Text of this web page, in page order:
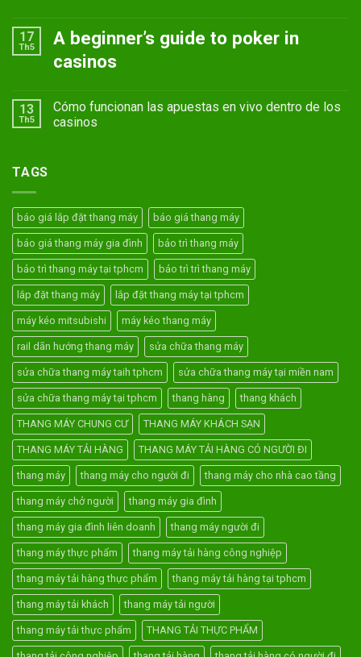
17
Th5
A beginner’s guide to poker in
casinos
13
Th5
Cómo funcionan las apuestas en vivo dentro de los
casinos
TAGS
báo giá lắp đặt thang máy báo giá thang máy
báo giá thang máy gia đình bảo trì thang máy
bảo trì thang máy tại tphcm bảo trì trì thang máy
lắp đặt thang máy lắp đặt thang máy tại tphcm
máy kéo mitsubishi máy kéo thang máy
rail dãn hướng thang máy sửa chữa thang máy
sửa chữa thang máy taih tphcm sửa chữa thang máy tại miền nam
sửa chữa thang máy tại tphcm thang hàng thang khách
THANG MÁY CHUNG CƯ THANG MÁY KHÁCH SẠN
THANG MÁY TẢI HÀNG THANG MÁY TẢI HÀNG CÓ NGƯỜI ĐI
thang máy thang máy cho người đi thang máy cho nhà cao tầng
thang máy chở người thang máy gia đình
thang máy gia đình liên doanh thang máy người đi
thang máy thực phẩm thang máy tải hàng công nghiệp
thang máy tải hàng thực phẩm thang máy tải hàng tại tphcm
thang máy tải khách thang máy tải người
thang máy tải thực phẩm THANG TẢI THỰC PHẨM